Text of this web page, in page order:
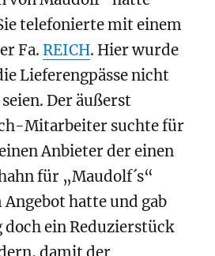
telefonierte mit einem
Fa.REICH. Hier wurde
Lieferengpässe nicht
Der äußerst
Mitarbeiter suchte für
Anbieter der einen
für „Maudolf´s“
Angebot hatte und gab
ein Reduzierstück